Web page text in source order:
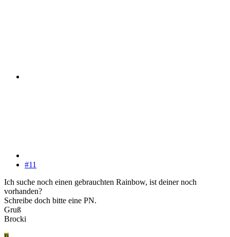
#11
Ich suche noch einen gebrauchten Rainbow, ist deiner noch
vorhanden?
Schreibe doch bitte eine PN.
Gruß
Brocki